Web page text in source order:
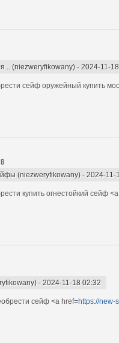
(niezweryfikowany) - 2024-11-
сейф оружейный купить
(niezweryfikowany) - 2024-11-
купить огнестойкий сейф
- 2024-11-18 02:32
сейф <a href=https://new-